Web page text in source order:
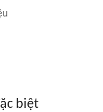
biệt